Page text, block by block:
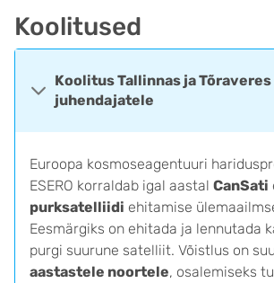
Koolitused
Koolitus Tallinnas ja Tõraveres
juhendajatele
Euroopa kosmoseagentuuri
ESERO korraldab igal aastal CanSati
purksatelliidi ehitamise
Eesmärgiks on ehitada ja lennutada
purgi suurune satelliit. Võistlus on
aastastele noortele, osalemiseks